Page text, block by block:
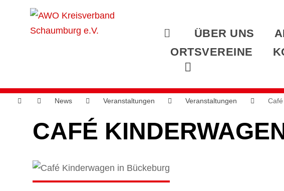
ÜBER UNS
ORTSVEREINE
News Veranstaltungen Veranstaltungen
CAFÉ